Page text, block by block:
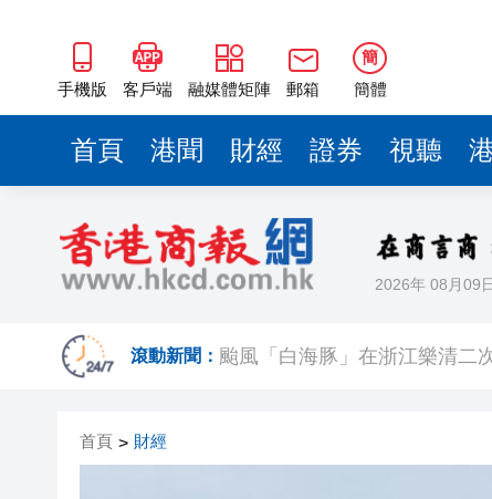
手機版 客戶端 融媒體矩陣 郵箱
簡
簡體
首頁 港聞 財經 證券 視聽
2026年 08月09日
滾動新聞：
伊朗最高領袖與總統舉行會談
首頁 > 財經